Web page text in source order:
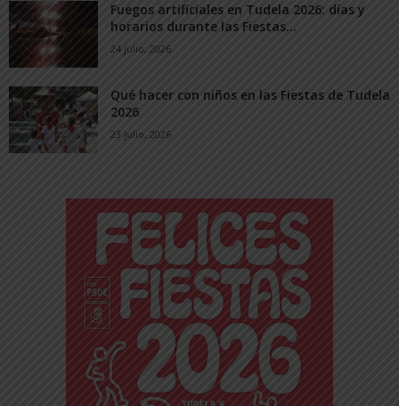
Fuegos artificiales en Tudela 2026: días y
horarios durante las Fiestas...
24 julio, 2026
Qué hacer con niños en las Fiestas de Tudela
2026
23 julio, 2026